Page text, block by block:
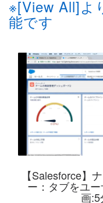
※[View All]よ
能です
【Salesforce】
ー：タブをユ
画